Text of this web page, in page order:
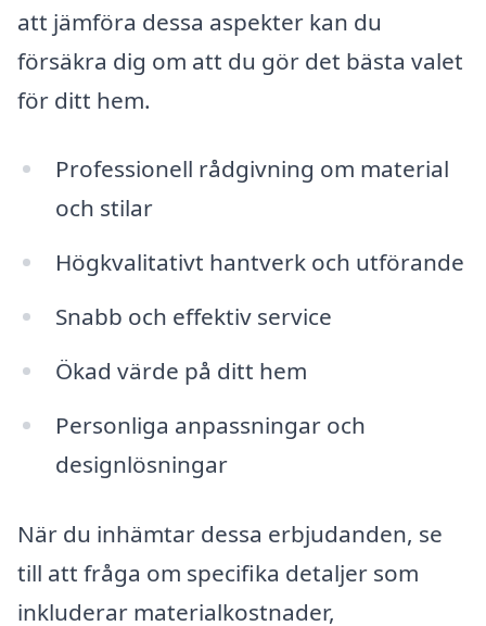
att jämföra dessa aspekter kan du
försäkra dig om att du gör det bästa valet
för ditt hem.
Professionell rådgivning om material
och stilar
Högkvalitativt hantverk och utförande
Snabb och effektiv service
Ökad värde på ditt hem
Personliga anpassningar och
designlösningar
När du inhämtar dessa erbjudanden, se
till att fråga om specifika detaljer som
inkluderar materialkostnader,